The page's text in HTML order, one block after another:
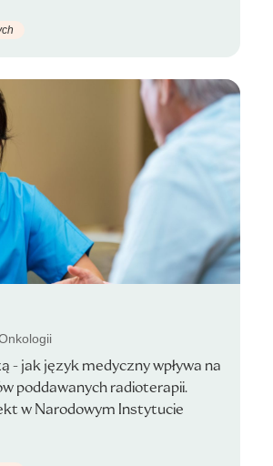
- jak język medyczny wpływa na
poddawanych radioterapii.
w Narodowym Instytucie